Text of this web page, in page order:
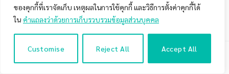
ของคุกกี้ที่เราจัดเก็บ เหตุผลในการใช้คุกกี้ และวิธีการตั้งค่าคุกกี้ได้
ใน คำแถลงว่าด้วยการเก็บรวบรวมข้อมูลส่วนบุคคล
Customise Reject All Accept All